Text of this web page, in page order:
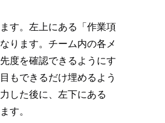
す。左上にある「作業項
ります。チーム内の各メ
度を確認できるようにす
もできるだけ埋めるよう
した後に、左下にある
す。